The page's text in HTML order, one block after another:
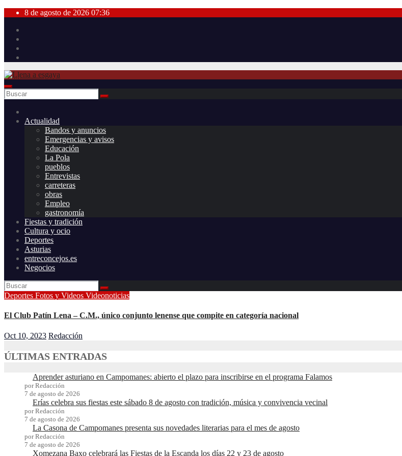
Saltar
contenido
8 de agosto de 2026 07:36
Actualidad
Bandos y anuncios
Emergencias y avisos
Educación
La Pola
pueblos
Entrevistas
carreteras
obras
Empleo
gastronomía
Fiestas y tradición
Cultura y ocio
Deportes
Asturias
entreconcejos.es
Negocios
Deportes Fotos y Videos Videonoticias
El Club Patín Lena – C.M., único conjunto lenense que compite en categoría nacional
Oct 10, 2023 Redacción
ÚLTIMAS ENTRADAS
Aprender asturiano en Campomanes: abierto el plazo para inscribirse en el programa Falamos
por Redacción
7 de agosto de 2026
Erías celebra sus fiestas este sábado 8 de agosto con tradición, música y convivencia vecinal
por Redacción
7 de agosto de 2026
La Casona de Campomanes presenta sus novedades literarias para el mes de agosto
por Redacción
7 de agosto de 2026
Xomezana Baxo celebrará las Fiestas de la Escanda los días 22 y 23 de agosto